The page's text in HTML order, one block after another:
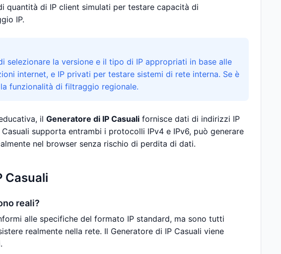
quantità di IP client simulati per testare capacità di
IP.
selezionare la versione e il tipo di IP appropriati in base alle
internet, e IP privati per testare sistemi di rete interna. Se è
funzionalità di filtraggio regionale.
il Generatore di IP Casuali fornisce dati di indirizzi IP
supporta entrambi i protocolli IPv4 e IPv6, può generare
nel browser senza rischio di perdita di dati.
Casuali
reali?
alle specifiche del formato IP standard, ma sono tutti
realmente nella rete. Il Generatore di IP Casuali viene